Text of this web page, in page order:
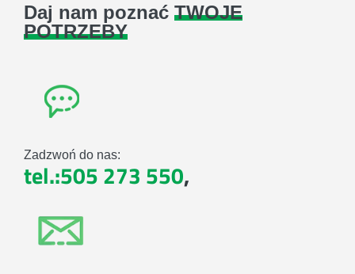
Daj nam poznać TWOJE
POTRZEBY
Zadzwoń do nas:
tel.:505 273 550,